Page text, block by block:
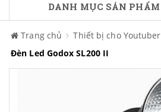
DANH MỤC SẢN PHẨM
Trang chủ
Thiết bị cho Youtuber
Đèn Led Godox SL200 II